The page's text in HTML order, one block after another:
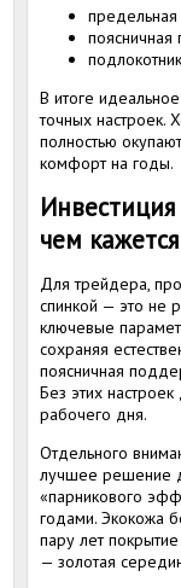
В итоге
точных настроек.
полностью
комфорт на годы.
чем кажется
Для трейдера,
спинкой — это не
ключевые
сохраняя
поясничная
Без этих
рабочего дня.
Отдельного
лучшее решение
«парникового
годами. Экокожа
пару лет
— золотая